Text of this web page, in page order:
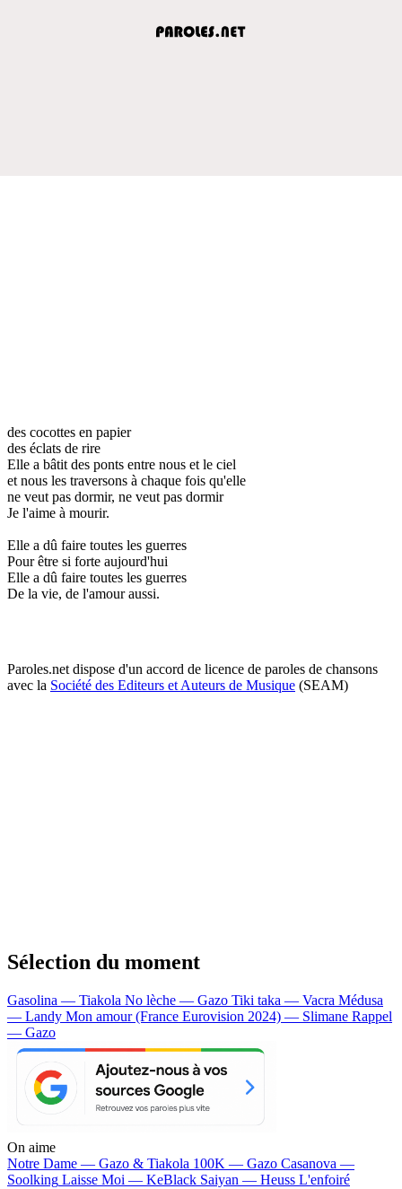
des cocottes en papier
des éclats de rire
Elle a bâtit des ponts entre nous et le ciel
et nous les traversons à chaque fois qu'elle
ne veut pas dormir, ne veut pas dormir
Je l'aime à mourir.
Elle a dû faire toutes les guerres
Pour être si forte aujourd'hui
Elle a dû faire toutes les guerres
De la vie, de l'amour aussi.
Paroles.net dispose d'un accord de licence de paroles de chansons
avec la Société des Editeurs et Auteurs de Musique (SEAM)
Sélection du moment
Gasolina — Tiakola No lèche — Gazo Tiki taka — Vacra Médusa
— Landy Mon amour (France Eurovision 2024) — Slimane Rappel
— Gazo
On aime
Notre Dame — Gazo & Tiakola 100K — Gazo Casanova —
Soolking Laisse Moi — KeBlack Saiyan — Heuss L'enfoiré